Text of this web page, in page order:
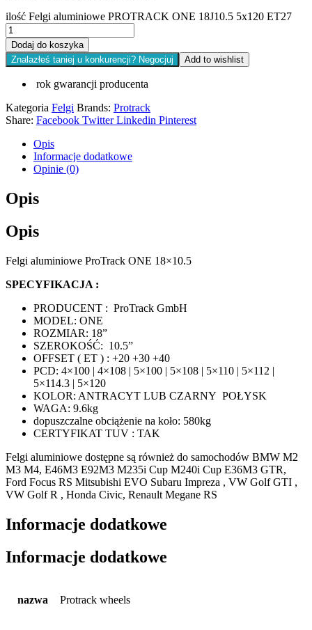
ilość Felgi aluminiowe PROTRACK ONE 18J10.5 5x120 ET27
Dodaj do koszyka
Znalazłeś taniej u konkurencji? Negocjuj
Add to wishlist
rok gwarancji producenta
Kategoria Felgi Brands: Protrack
Share: Facebook Twitter Linkedin Pinterest
Opis
Informacje dodatkowe
Opinie (0)
Opis
Opis
Felgi aluminiowe ProTrack ONE 18×10.5
SPECYFIKACJA :
PRODUCENT : ProTrack GmbH
MODEL: ONE
ROZMIAR: 18”
SZEROKOŚĆ: 10.5”
OFFSET ( ET ) : +20 +30 +40
PCD: 4×100 | 4×108 | 5×100 | 5×108 | 5×110 | 5×112 |
5×114.3 | 5×120
KOLOR: ANTRACYT LUB CZARNY POŁYSK
WAGA: 9.6kg
dopuszczalne obciążenie na koło: 580kg
CERTYFIKAT TUV : TAK
Felgi aluminiowe dostępne są również do samochodów BMW M2
M3 M4, E46M3 E92M3 M235i Cup M240i Cup E36M3 GTR,
Ford Focus RS Mitsubishi EVO Subaru Impreza , VW Golf GTI ,
VW Golf R , Honda Civic, Renault Megane RS
Informacje dodatkowe
Informacje dodatkowe
nazwa Protrack wheels